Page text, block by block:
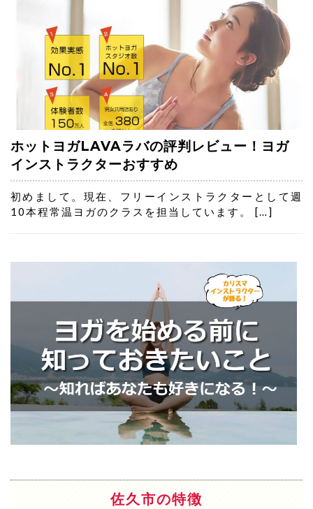
ホットヨガLAVAラバの評判レビュー！ヨガ
インストラクターおすすめ
初めまして。現在、フリーインストラクターとして週
10本程常温ヨガのクラスを担当しています。 […]
佐久市の特徴